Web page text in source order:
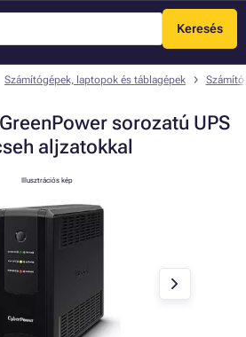
Keresés
Menü
Számítógépek, laptopok és táblagépek
sorozatú UPS
aljzatokkal
Illusztrációs kép